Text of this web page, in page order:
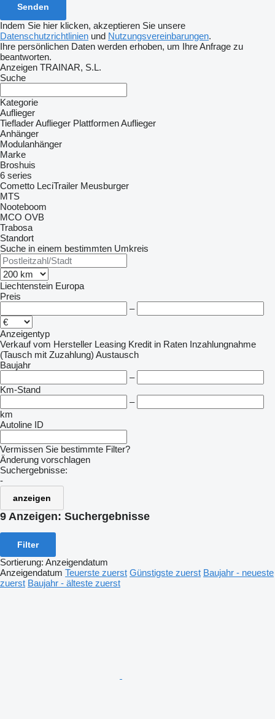
Indem Sie hier klicken, akzeptieren Sie unsere
Datenschutzrichtlinien und Nutzungsvereinbarungen.
Ihre persönlichen Daten werden erhoben, um Ihre Anfrage zu
beantworten.
Anzeigen TRAINAR, S.L.
Suche
Kategorie
Auflieger
Tieflader Auflieger Plattformen Auflieger
Anhänger
Modulanhänger
Marke
Broshuis
6 series
Cometto LeciTrailer Meusburger
MTS
Nooteboom
MCO OVB
Trabosa
Standort
Suche in einem bestimmten Umkreis
Liechtenstein Europa
Preis
–
Anzeigentyp
Verkauf vom Hersteller Leasing Kredit in Raten Inzahlungnahme
(Tausch mit Zuzahlung) Austausch
Baujahr
–
Km-Stand
–
km
Autoline ID
Vermissen Sie bestimmte Filter?
Änderung vorschlagen
Suchergebnisse:
-
anzeigen
9 Anzeigen: Suchergebnisse
Filter
Sortierung: Anzeigendatum
Anzeigendatum Teuerste zuerst Günstigste zuerst Baujahr - neueste
zuerst Baujahr - älteste zuerst